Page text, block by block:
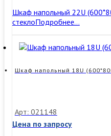
Шкаф напольный 22U
стеклоПодробнее…
Шкаф напольный 18U
Арт: 021148
Цена по запросу